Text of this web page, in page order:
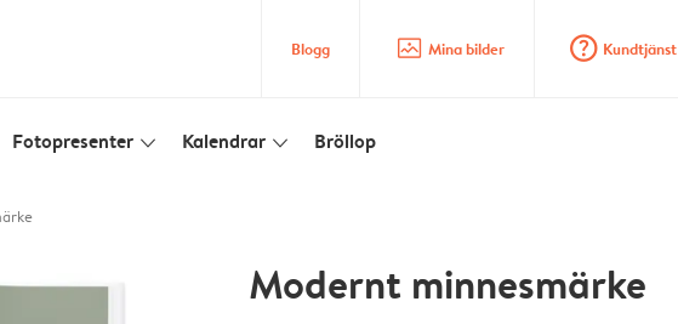
Blogg image_placeholder Mina bilder question_mark_circle Kundtjänst
Fotopresenter slim_arrow_down Kalendrar slim_arrow_down Bröllop
Modernt minnesmärke